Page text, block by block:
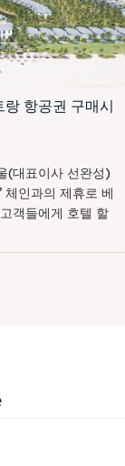
항공권 구매시
(대표이사 선완성)
체인과의 제휴로 베
객들에게 호텔 할